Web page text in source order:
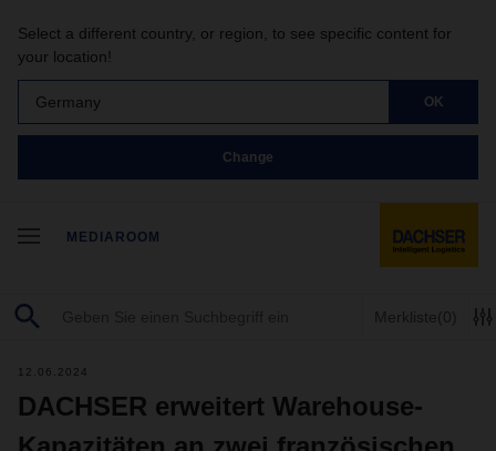
Select a different country, or region, to see specific content for
your location!
Germany OK
Change
MEDIAROOM
Merkliste(0)
12.06.2024
DACHSER erweitert Warehouse-